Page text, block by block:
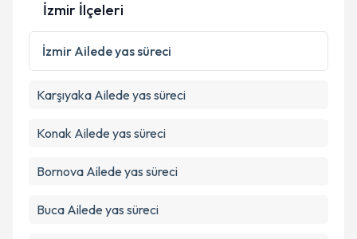
Kişisel verilerimin işlenmesine ilişkin
Metni'ni okudum ve kişisel verilerimin belirtilen
Takvim Talebini Gönder
İzmir İlçeleri
İzmir Ailede yas süreci
Karşıyaka Ailede yas süreci
Konak Ailede yas süreci
Bornova Ailede yas süreci
Buca Ailede yas süreci